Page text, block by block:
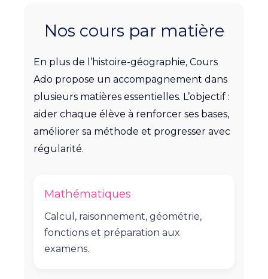
Nos cours par matière
En plus de l’histoire-géographie, Cours
Ado propose un accompagnement dans
plusieurs matières essentielles. L’objectif :
aider chaque élève à renforcer ses bases,
améliorer sa méthode et progresser avec
régularité.
Mathématiques
Calcul, raisonnement, géométrie,
fonctions et préparation aux
examens.